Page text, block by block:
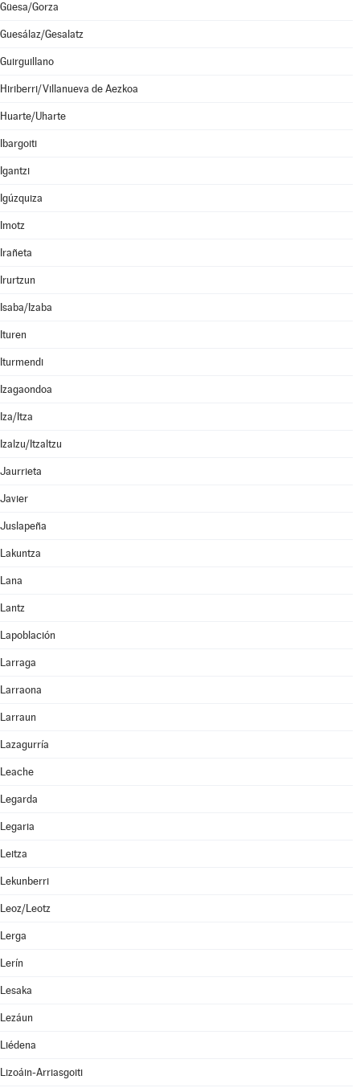
Güesa/Gorza
Guesálaz/Gesalatz
Guirguillano
Hiriberri/Villanueva de Aezkoa
Huarte/Uharte
Ibargoiti
Igantzi
Igúzquiza
Imotz
Irañeta
Irurtzun
Isaba/Izaba
Ituren
Iturmendi
Izagaondoa
Iza/Itza
Izalzu/Itzaltzu
Jaurrieta
Javier
Juslapeña
Lakuntza
Lana
Lantz
Lapoblación
Larraga
Larraona
Larraun
Lazagurría
Leache
Legarda
Legaria
Leitza
Lekunberri
Leoz/Leotz
Lerga
Lerín
Lesaka
Lezáun
Liédena
Lizoáin-Arriasgoiti